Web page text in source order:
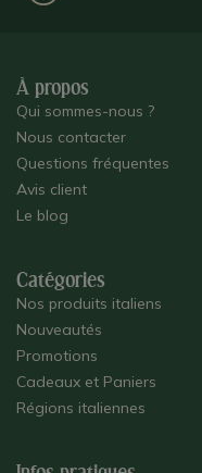
À propos
Qui sommes-nous ?
Nous contacter
Questions fréquentes
Avis client
Le blog
Catégories
Nos produits italiens
Nouveautés
Promotions
Cadeaux et Paniers
Régions italiennes